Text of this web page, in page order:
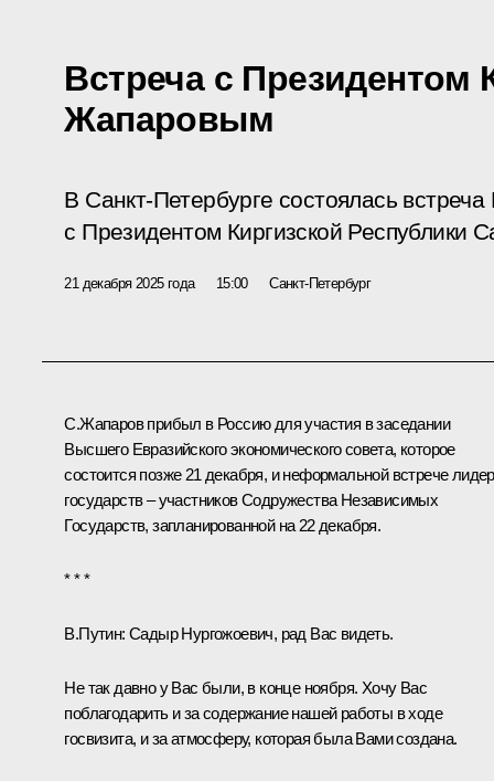
Встреча с
Жапаровым
В Санкт-Петербурге состоялась
с Президентом Киргизской
21 декабря 2025 года 15:00 Санкт-Петербург
С.Жапаровприбыл в Россию для участия в заседании
Высшего Евразийского экономического совета, которое
состоится позже 21 декабря, и неформальной встрече
государств – участниковСодружества Независимых
Государств, запланированной на 22 декабря.
* * *
В.Путин: Садыр Нургожоевич, рад Вас видеть.
Не так давно у Вас были, в конце ноября. Хочу Вас
поблагодарить и за содержание нашей работы в ходе
госвизита, и за атмосферу, которая была Вами создана.